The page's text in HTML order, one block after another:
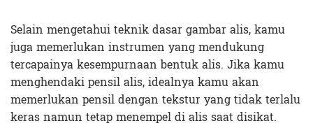
Selain mengetahui teknik dasar gambar alis, kamu
juga memerlukan instrumen yang mendukung
tercapainya kesempurnaan bentuk alis. Jika kamu
menghendaki pensil alis, idealnya kamu akan
memerlukan pensil dengan tekstur yang tidak terlalu
keras namun tetap menempel di alis saat disikat.